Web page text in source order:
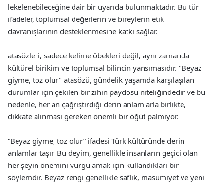
lekelenebileceğine dair bir uyarıda bulunmaktadır. Bu tür
ifadeler, toplumsal değerlerin ve bireylerin etik
davranışlarının desteklenmesine katkı sağlar.
atasözleri, sadece kelime öbekleri değil; aynı zamanda
kültürel birikim ve toplumsal bilincin yansımasıdır. "Beyaz
giyme, toz olur" atasözü, gündelik yaşamda karşılaşılan
durumlar için çekilen bir zihin paydosu niteliğindedir ve bu
nedenle, her an çağrıştırdığı derin anlamlarla birlikte,
dikkate alınması gereken önemli bir öğüt palmiyor.
“Beyaz giyme, toz olur” ifadesi Türk kültüründe derin
anlamlar taşır. Bu deyim, genellikle insanların geçici olan
her şeyin önemini vurgulamak için kullandıkları bir
söylemdir. Beyaz rengi genellikle saflık, masumiyet ve yeni